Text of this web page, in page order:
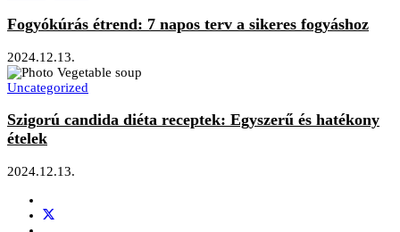
Fogyókúrás étrend: 7 napos terv a sikeres fogyáshoz
2024.12.13.
Uncategorized
Szigorú candida diéta receptek: Egyszerű és hatékony
ételek
2024.12.13.